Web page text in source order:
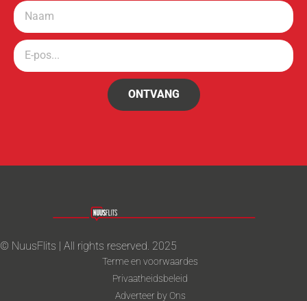
ONTVANG
© NuusFlits | All rights reserved. 2025
Terme en voorwaardes
Privaatheidsbeleid
Adverteer by Ons